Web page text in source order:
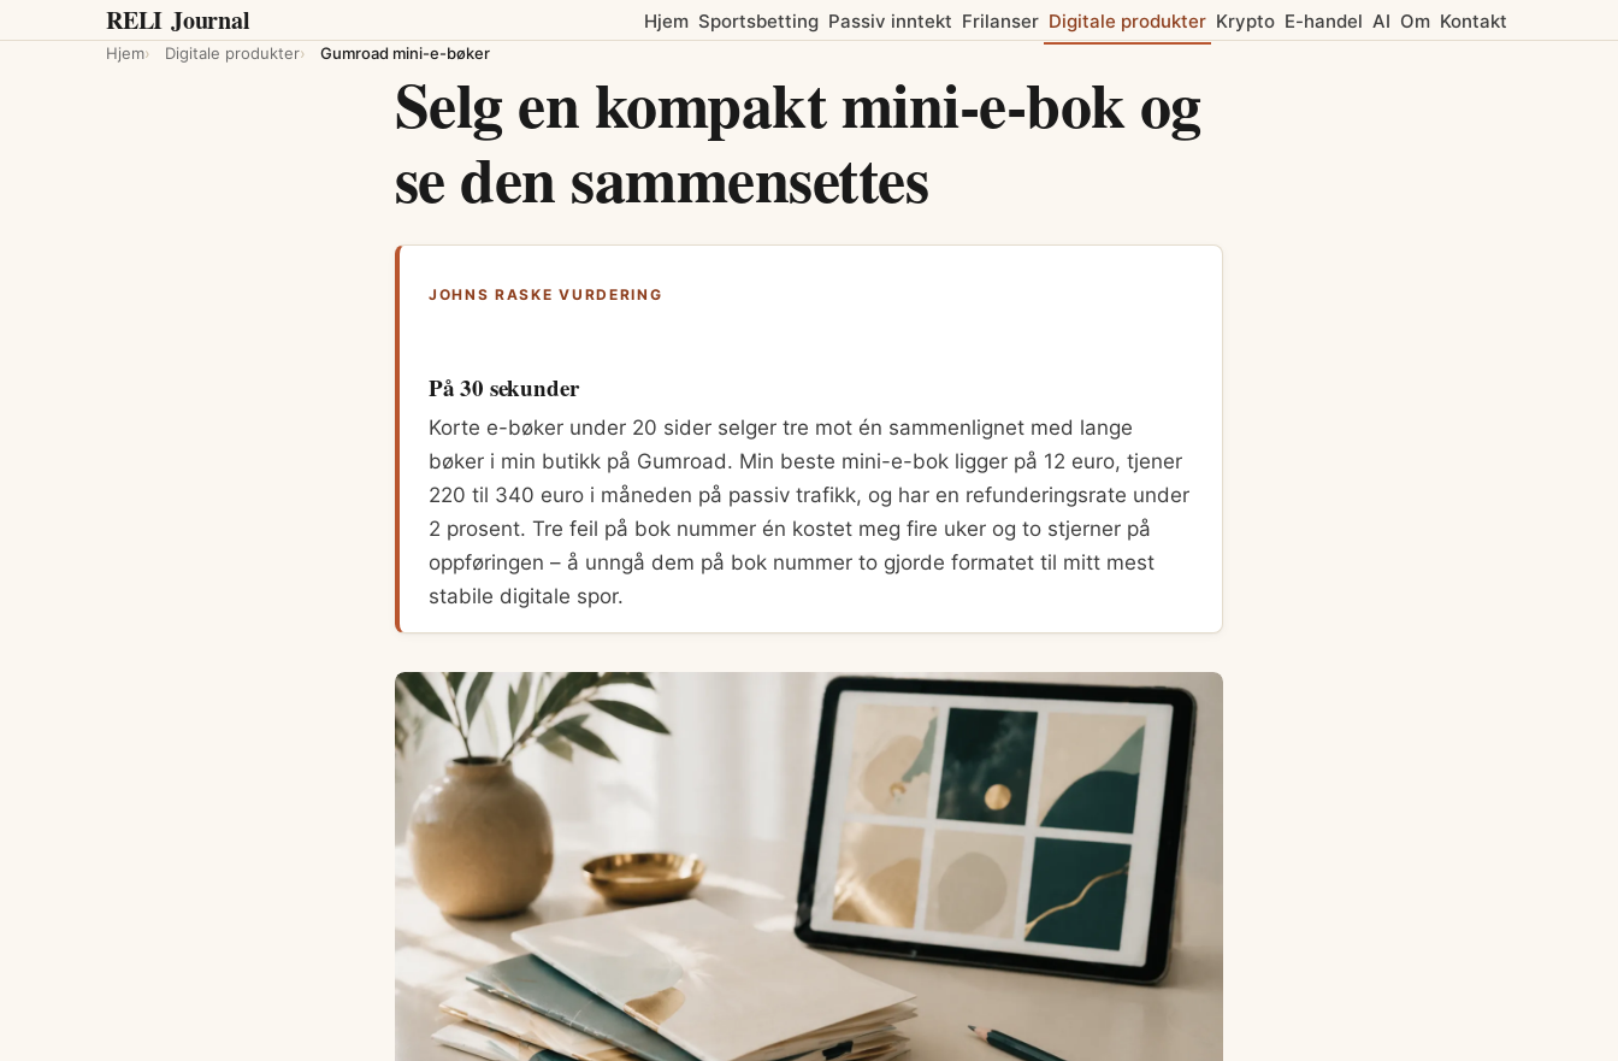
RELI Journal Hjem Sportsbetting Passiv inntekt Frilanser Digitale produkter Krypto E-handel AI Om Kontakt
Hjem Digitale produkter Gumroad mini-e-bøker
Selg en kompakt mini-e-bok og
se den sammensettes
JOHNS RASKE VURDERING
På 30 sekunder
Korte e-bøker under 20 sider selger tre mot én sammenlignet med lange
bøker i min butikk på Gumroad. Min beste mini-e-bok ligger på 12 euro, tjener
220 til 340 euro i måneden på passiv trafikk, og har en refunderingsrate under
2 prosent. Tre feil på bok nummer én kostet meg fire uker og to stjerner på
oppføringen – å unngå dem på bok nummer to gjorde formatet til mitt mest
stabile digitale spor.